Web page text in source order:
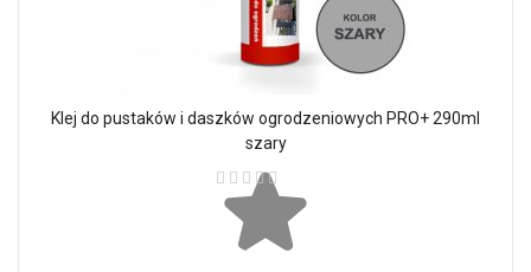
Klej do pustaków i daszków ogrodzeniowych PRO+ 290ml
szary
Ocena: